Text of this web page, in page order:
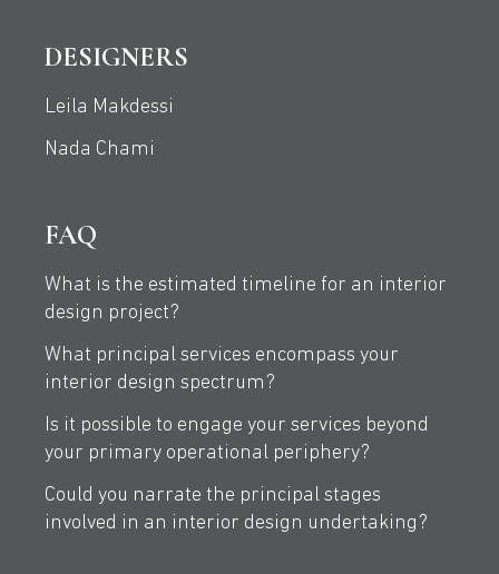
DESIGNERS
Leila Makdessi
Nada Chami
FAQ
What is the estimated timeline for an interior
design project?
What principal services encompass your
interior design spectrum?
Is it possible to engage your services beyond
your primary operational periphery?
Could you narrate the principal stages
involved in an interior design undertaking?